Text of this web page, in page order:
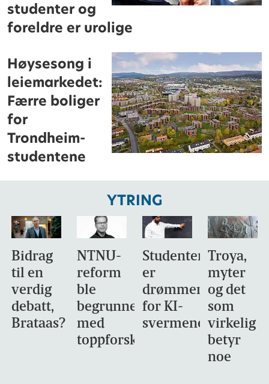
studenter og
foreldre er urolige
Høysesong i
leiemarkedet:
Færre boliger
for
Trondheim-
studentene
YTRING
Bidrag
til en
verdig
debatt,
Brataas?
NTNU-
reform
ble
begrunnet
med
toppforskning
Studentene
er
drømmemålet
for KI-
svermene
Troya,
myter
og det
som
virkelig
betyr
noe